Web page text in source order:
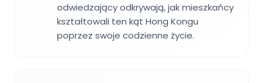
odwiedzający odkrywają, jak mieszkańcy
kształtowali ten kąt Hong Kongu
poprzez swoje codzienne życie.